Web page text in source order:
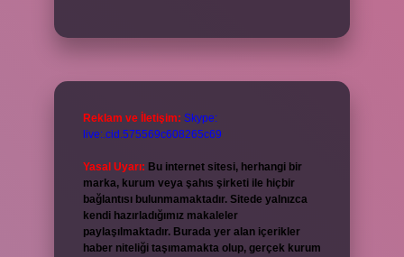
Reklam ve İletişim: Skype:
live:.cid.575569c608265c69
Yasal Uyarı: Bu internet sitesi, herhangi bir
marka, kurum veya şahıs şirketi ile hiçbir
bağlantısı bulunmamaktadır. Sitede yalnızca
kendi hazırladığımız makaleler
paylaşılmaktadır. Burada yer alan içerikler
haber niteliği taşımamakta olup, gerçek kurum